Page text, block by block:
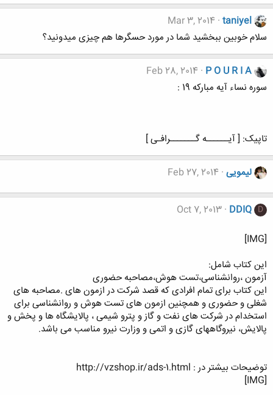
taniyel
Mar 3, 2014
سلام خوبین ببخشید شما در مورد حسگرها هم چیزی میدونید؟
P O U R I A
Feb 28, 2014
سوره نساء آیه مبارکه 19 :
تاپیک: [ آیــــــه گـــــــرافـی ]
لیمویی Feb 27, 2014
D
DDIQ
Oct 7, 2013
[IMG]
این کتاب شامل:
آزمون ،روانشناسی،تست هوش،مصاحبه حضوری
این کتاب برای تمام افرادی که قصد شرکت در ازمون های .مصاحبه های
شغلی و حضوری و همچنین ازمون های تست هوش و روانشناسی برای
استخدام در شرکت های نفت و گاز و پترو شیمی ، پالایشگاه ها و پخش و
پالایش، نیروگاههای گازی و اتمی و وزارت نیرو مناسب می باشد.
توضیحات بیشتر در : http://vzshop.ir/ads-1.html
[IMG]